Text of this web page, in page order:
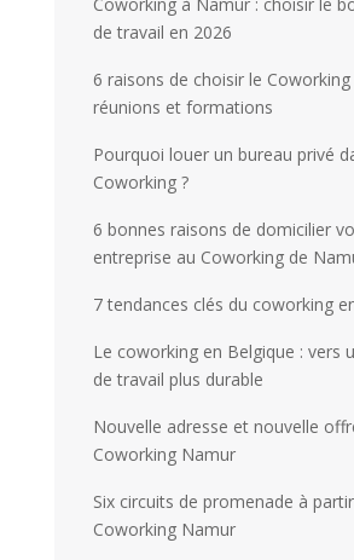
de travail en 2026
6 raisons de choisir le
réunions et formations
Pourquoi louer un bureau privé
Coworking ?
6 bonnes raisons de domicilier
entreprise au Coworking de
7 tendances clés du coworking
Le coworking en Belgique : vers
de travail plus durable
Nouvelle adresse et nouvelle
Coworking Namur
Six circuits de promenade à
Coworking Namur